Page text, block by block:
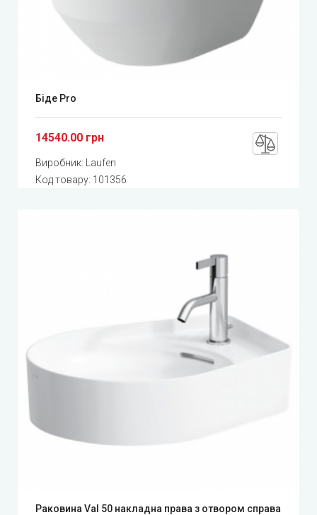
Біде Pro
14540.00 грн
Виробник:
Laufen
Код товару: 101356
Раковина Val 50 накладна права з отвором справа